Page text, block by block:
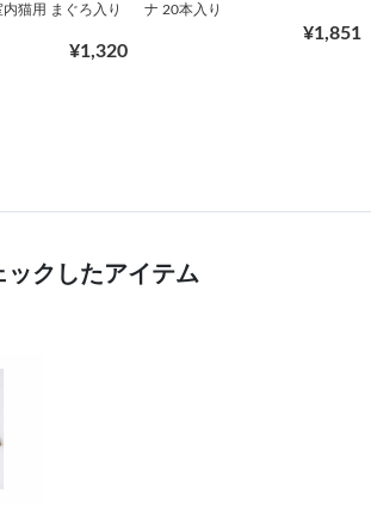
猫用 まぐろ入り
¥1,320
ナ 20本入り
¥1,851
ックしたアイテム